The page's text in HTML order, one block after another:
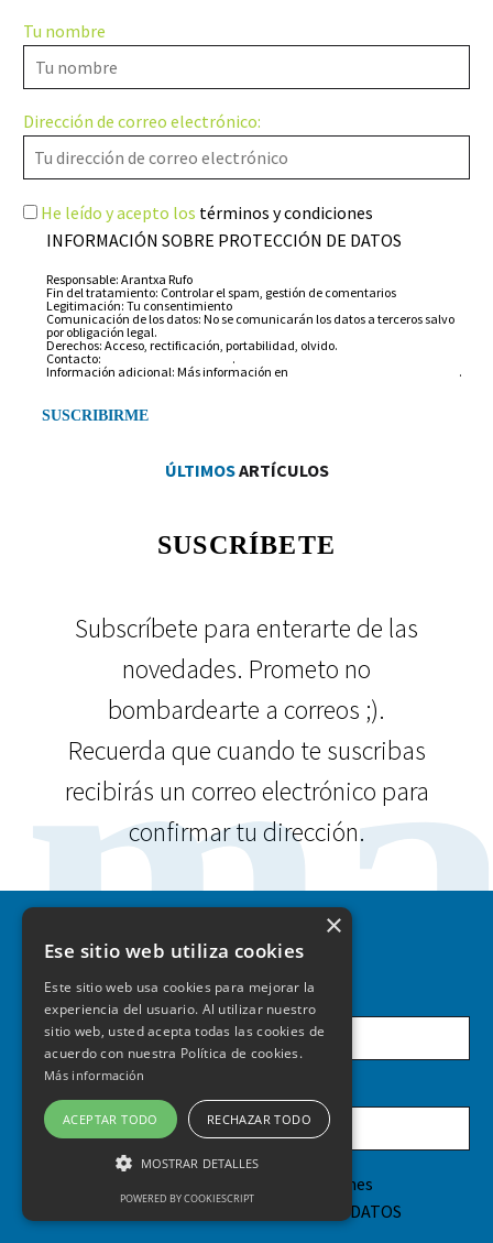
Tu nombre
Dirección de correo electrónico:
He leído y acepto los términos y condiciones
INFORMACIÓN SOBRE PROTECCIÓN DE DATOS
Responsable: Arantxa Rufo
Fin del tratamiento: Controlar el spam, gestión de comentarios
Legitimación: Tu consentimiento
Comunicación de los datos: No se comunicarán los datos a terceros salvo
por obligación legal.
Derechos: Acceso, rectificación, portabilidad, olvido.
Contacto:
.
Información adicional: Más información en
.
ÚLTIMOSARTÍCULOS
SUSCRÍBETE
Subscríbete para enterarte de las
novedades. Prometo no
bombardearte a correos ;).
Recuerda que cuando te suscribas
recibirás un correo electrónico para
confirmar tu dirección.
Tu nombre
términos y condiciones
INFORMACIÓN SOBRE PROTECCIÓN DE DATOS
×
Ese sitio web utiliza cookies
Este sitio web usa cookies para mejorar la
experiencia del usuario. Al utilizar nuestro
sitio web, usted acepta todas las cookies de
acuerdo con nuestra Política de cookies.
Más información
ACEPTAR TODO RECHAZAR TODO
MOSTRAR DETALLES
POWERED BY COOKIESCRIPT